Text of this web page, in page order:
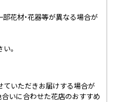
部花材・花器等が異なる場合が
。
ていただきお届けする場合が
いに合わせた花店のおすすめ